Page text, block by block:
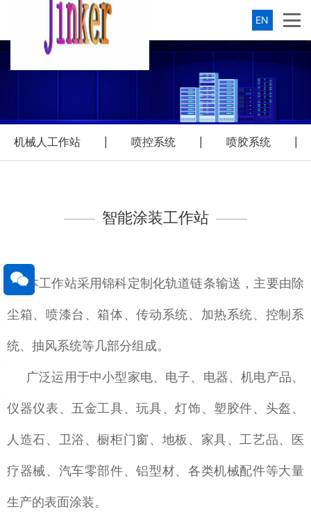
EN
机械人工作站 喷控系统 喷胶系统
智能涂装工作站
本工作站采用锦科定制化轨道链条输送，主要由除
尘箱、喷漆台、箱体、传动系统、加热系统、控制系
统、抽风系统等几部分组成。
广泛运用于中小型家电、电子、电器、机电产品、
仪器仪表、五金工具、玩具、灯饰、塑胶件、头盔、
人造石、卫浴、橱柜门窗、地板、家具、工艺品、医
疗器械、汽车零部件、铝型材、各类机械配件等大量
生产的表面涂装。